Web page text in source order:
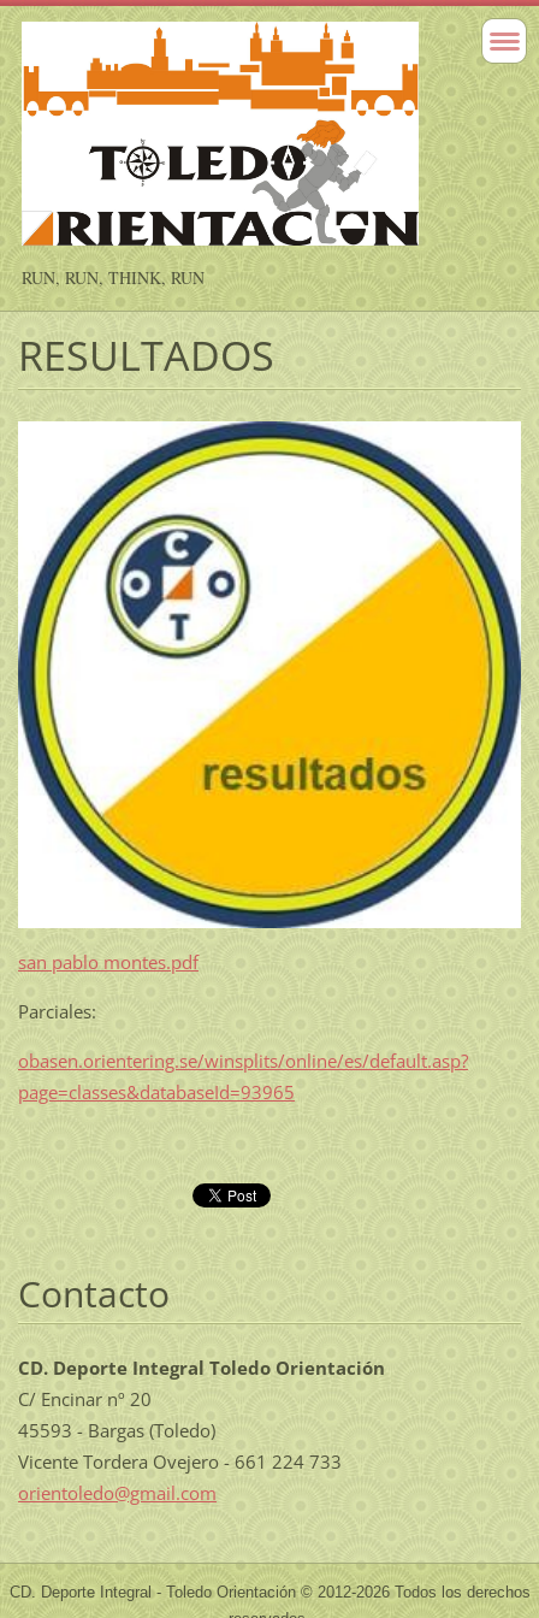
RUN, RUN, THINK, RUN
RESULTADOS
san pablo montes.pdf
Parciales:
obasen.orientering.se/winsplits/online/es/default.asp?
page=classes&databaseId=93965
Contacto
CD. Deporte Integral Toledo Orientación
C/ Encinar nº 20
45593 - Bargas (Toledo)
Vicente Tordera Ovejero - 661 224 733
orientoledo@gmail.com
CD. Deporte Integral - Toledo Orientación © 2012-2026 Todos los derechos